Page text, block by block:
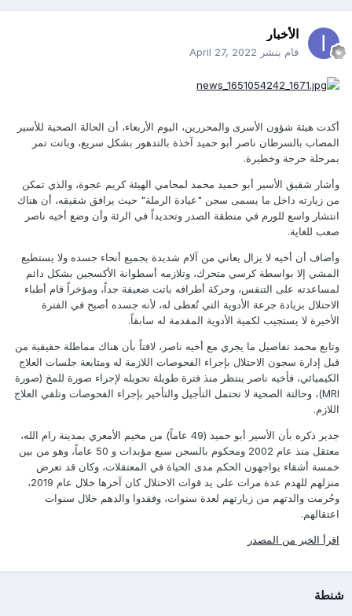
الأخبار
قام بنشر April 27, 2022
أكدت هيئة شؤون الأسرى والمحررين، اليوم الأربعاء، أن الحالة الصحية للأسير
المصاب بالسرطان ناصر أبو حميد آخذة بالتدهور بشكل سريع، وباتت تمر
بمرحلة حرجة وخطيرة.
وأشار شقيق الأسير أبو حميد محمد لمحامي الهيئة كريم عجوة، والذي تمكن
من زيارته داخل ما يسمى سجن "عيادة الرملة" حيث يرافق شقيقه، أن هناك
انتشار واسع للورم في منطقة الصدر وتحديداً في الرئة وأن وضع أخيه ناصر
صعب للغاية.
وأضاف أن أخيه لا يزال يعاني من آلام شديدة بجميع أنحاء جسده ولا يستطيع
المشي إلا بواسطة كرسي متحرك، وتلازمه أسطوانة الأكسجين بشكل دائم
لمساعدته على التنفس، وحركة أطرافه باتت ضعيفة جداً، ومؤخراً قام أطباء
الاحتلال بزيادة جرعة الأدوية التي تُعطى له، لأنه جسده أصبح في الفترة
الأخيرة لا يستجيب لكمية الأدوية المقدمة له سابقاً.
وتابع محمد تفاصيل ما يجري مع أخيه ناصر، لافتاً بأن هناك مماطلة حقيقية من
قبل إدارة سجون الاحتلال بإجراء الفحوصات اللازمة له ومتابعة جلسات العلاج
الكيميائي، فأخيه ناصر ينتظر منذ فترة طويلة تحويله لإجراء صورة للمخ (صورة
MRI)، وحالتة الصحية لا تحتمل التأجيل والتأخير بإجراء الفحوصات وتلقي العلاج
اللازم.
جدير ذكره بأن الأسير أبو حميد (49 عاماً) من مخيم الأمعري بمدينة رام الله،
معتقل منذ عام 2002 ومحكوم بالسجن سبع مؤبدات و 50 عاماً، وهو من بين
خمسة أشقاء يواجهون الحكم مدى الحياة في المعتقلات، وكان قد تعرض
منزلهم للهدم عدة مرات على يد قوات الاحتلال كان آخرها خلال عام 2019،
وحُرمت والدتهم من زيارتهم لعدة سنوات، وفقدوا والدهم خلال سنوات
اعتقالهم.
اقرأ الخبر من المصدر
شنطة